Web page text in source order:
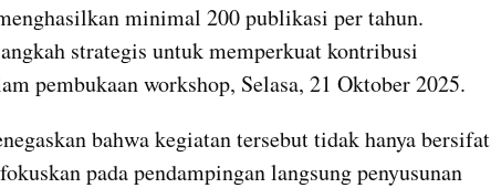
minimal 200 publikasi per tahun.
strategis untuk memperkuat kontribusi
pembukaan workshop, Selasa, 21 Oktober 2025.
bahwa kegiatan tersebut tidak hanya bersifat
pada pendampingan langsung penyusunan